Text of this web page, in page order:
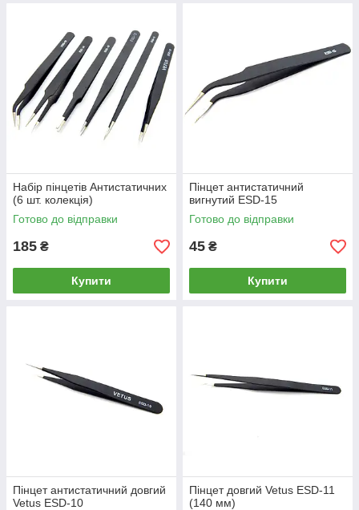
Набір пінцетів Антистатичних
(6 шт. колекція)
Готово до відправки
185 ₴
Купити
Пінцет антистатичний
вигнутий ESD-15
Готово до відправки
45 ₴
Купити
Пінцет антистатичний довгий
Vetus ESD-10
Пінцет довгий Vetus ESD-11
(140 мм)